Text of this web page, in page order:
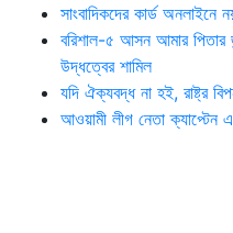
সাংবাদিকদের কার্ড অনলাইনে
বরিশাল-৫ আসন আমার পিতার
উদ্ধত্বের শামিল
যদি ঐক্যবদ্ধ না হই, রাষ্ট্র
আওয়ামী লীগ নেতা ক্যাপ্টেন